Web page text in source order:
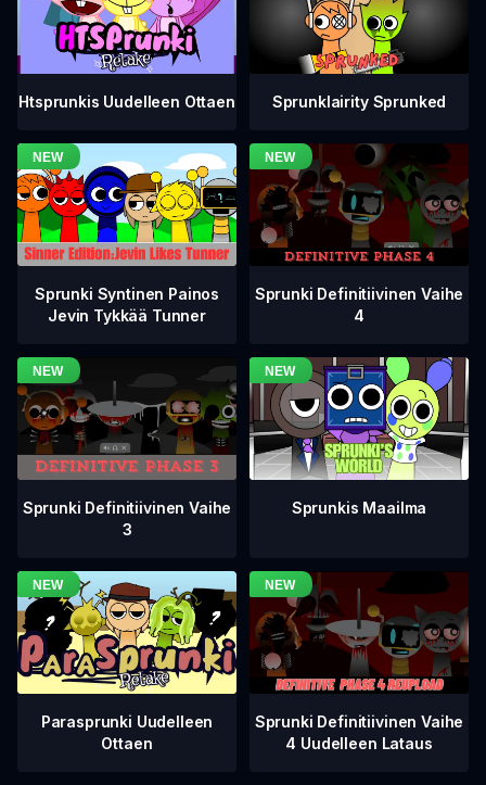
Htsprunkis Uudelleen Ottaen Sprunklairity Sprunked
Sprunki Syntinen Painos
Jevin Tykkää Tunner
Sprunki Definitiivinen Vaihe
4
Sprunki Definitiivinen Vaihe
3
Sprunkis Maailma
Parasprunki Uudelleen
Ottaen
Sprunki Definitiivinen Vaihe
4 Uudelleen Lataus